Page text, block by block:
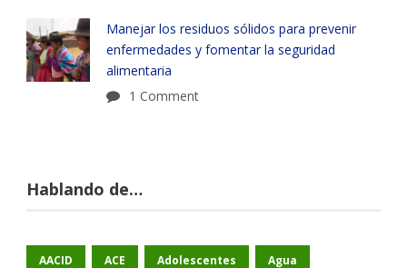
Manejar los residuos sólidos para prevenir
enfermedades y fomentar la seguridad
alimentaria
1 Comment
Hablando de…
AACID ACE Adolescentes Agua